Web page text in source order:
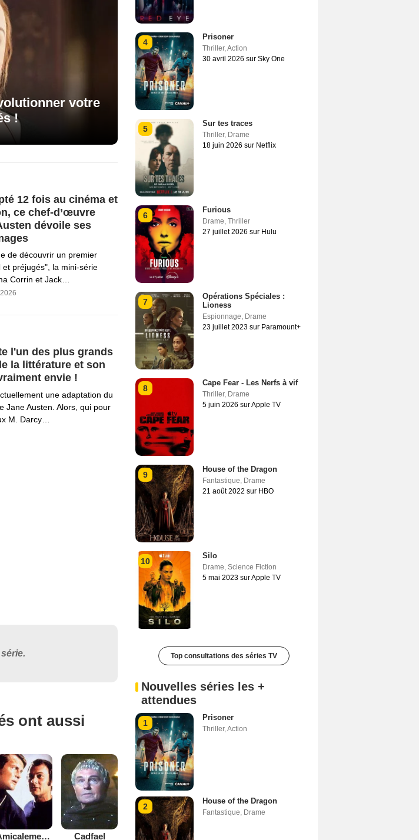
votre
!
12 fois au cinéma et
ce chef-d’œuvre
dévoile ses
de découvrir un premier
préjugés", la mini-série
Corrin et Jack…
l'un des plus grands
la littérature et son
envie !
une adaptation du
Jane Austen. Alors, qui pour
M. Darcy…
ont aussi
Amicalement vôtre Cadfael
4
Prisoner
Thriller,Action
30 avril 2026 sur Sky One
5
Sur tes traces
Thriller, Drame
18 juin 2026 sur Netflix
6
Furious
Drame, Thriller
27 juillet 2026 sur Hulu
7
Opérations Spéciales :
Lioness
Espionnage, Drame
23 juillet 2023 sur Paramount+
8
Cape Fear - Les Nerfs à vif
Thriller, Drame
5 juin 2026 sur Apple TV
9
House of the Dragon
Fantastique, Drame
21 août 2022 sur HBO
10
Silo
Drame, Science Fiction
5 mai 2023 sur Apple TV
Top consultations des séries TV
Nouvelles séries les +
attendues
1
Prisoner
Thriller,Action
2
House of the Dragon
Fantastique, Drame